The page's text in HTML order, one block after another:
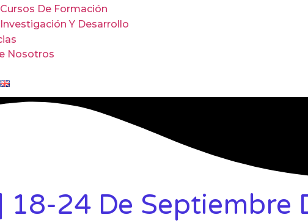
Cursos De Formación
Investigación Y Desarrollo
Nosotros
18-24 De Septiembre